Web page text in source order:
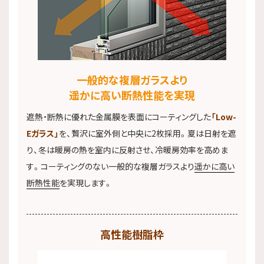
一般的な複層ガラスより
遥かに高い断熱性能を実現
遮熱・断熱に優れた金属膜を表面にコーティングした「Low-
Eガラス」 を、贅沢に室外側と中央に2枚採用。夏は日射を遮
り、冬は暖房の熱を室内に反射させ、冷暖房効率を高めま
す。コーティングのない一般的な複層ガラスより遥かに高い
断熱性能を実現します。
高性能樹脂枠